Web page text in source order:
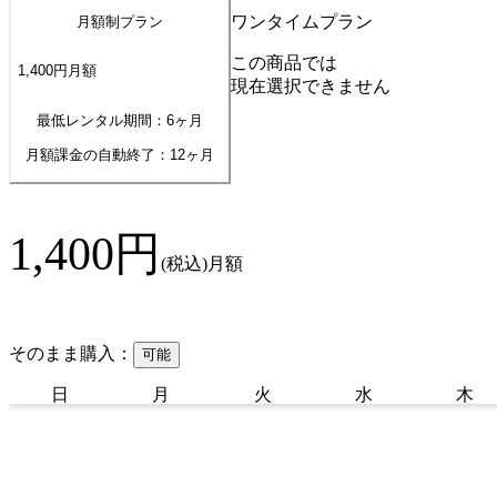
月額制プラン
1,400円 月額
最低レンタル期間：6ヶ月
月額課金の自動終了： 12ヶ月
ワンタイムプラン
この商品では
現在選択できません
1,400円 (税込)月額
そのまま購入： 可能
日 月 火 水 木